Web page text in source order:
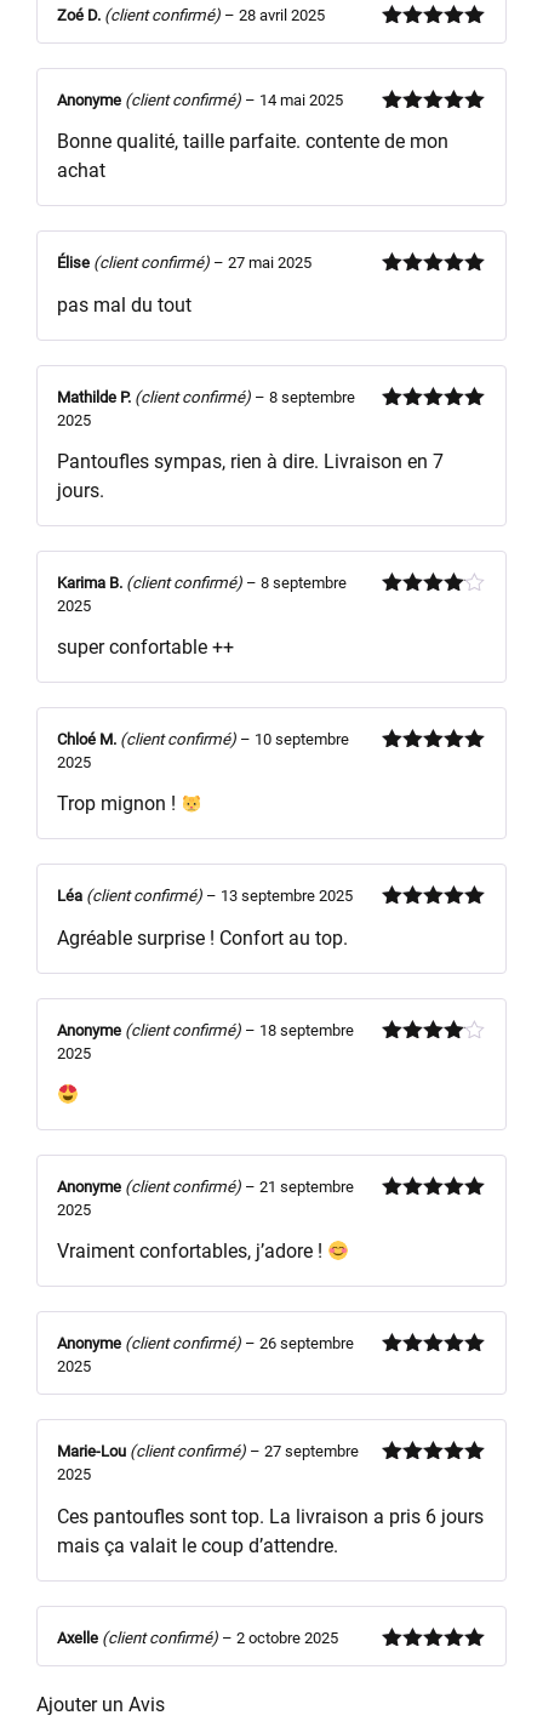
Note5sur
Zoé D. (client confirmé) – 28 avril 2025
5
Anonyme (client confirmé) – 14 mai 2025
Bonne qualité, taille parfaite. contente de mon
achat
Élise (client confirmé) – 27 mai 2025
pas mal du tout
Mathilde P. (client confirmé) – 8 septembre
2025
Pantoufles sympas, rien à dire. Livraison en 7
jours.
Karima B. (client confirmé) – 8 septembre
2025
super confortable ++
Chloé M. (client confirmé) – 10 septembre
2025
Trop mignon !
Léa (client confirmé) – 13 septembre 2025
Agréable surprise ! Confort au top.
Anonyme (client confirmé) – 18 septembre
2025
Anonyme (client confirmé) – 21 septembre
2025
Vraiment confortables, j’adore !
5
Anonyme (client confirmé) – 26 septembre
2025
Marie-Lou (client confirmé) – 27 septembre
2025
Ces pantoufles sont top. La livraison a pris 6 jours
mais ça valait le coup d’attendre.
Note5sur
Axelle (client confirmé) – 2 octobre 2025
Ajouter un Avis